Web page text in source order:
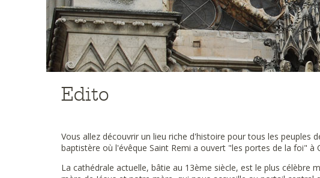
Edito
Vous allez découvrir un lieu riche d'histoire pour tous les peuples
baptistère où l'évêque Saint Remi a ouvert "les portes de la foi" à
La cathédrale actuelle, bâtie au 13ème siècle, est le plus célèbre